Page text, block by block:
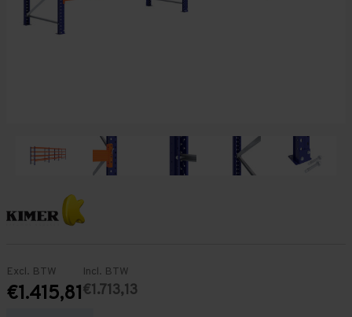
Excl. BTW
€1.415,81
Incl. BTW
€1.713,13